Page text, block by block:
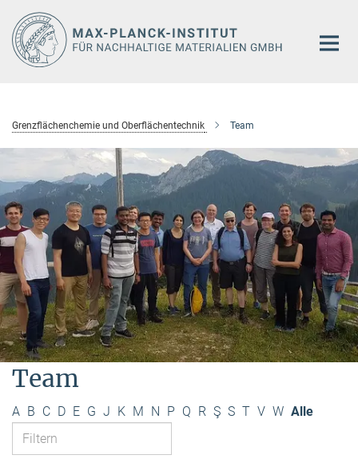
Hauptinhalt
Grenzflächenchemie und Oberflächentechnik Team
Team
A B C D E G J K M N P Q R Ş S T V W Alle